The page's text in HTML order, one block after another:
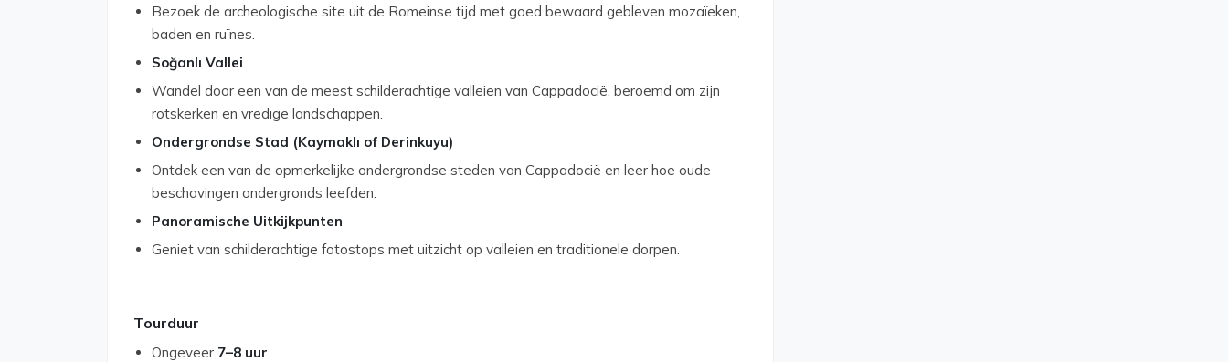
Bezoek de archeologische site uit de Romeinse tijd met goed bewaard gebleven mozaïeken,
baden en ruïnes.
Soğanlı Vallei
Wandel door een van de meest schilderachtige valleien van Cappadocië, beroemd om zijn
rotskerken en vredige landschappen.
Ondergrondse Stad (Kaymaklı of Derinkuyu)
Ontdek een van de opmerkelijke ondergrondse steden van Cappadocië en leer hoe oude
beschavingen ondergronds leefden.
Panoramische Uitkijkpunten
Geniet van schilderachtige fotostops met uitzicht op valleien en traditionele dorpen.
Tourduur
Ongeveer 7–8 uur